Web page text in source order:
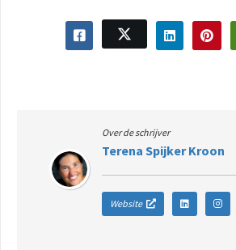
Over de schrijver
Terena Spijker Kroon
Website